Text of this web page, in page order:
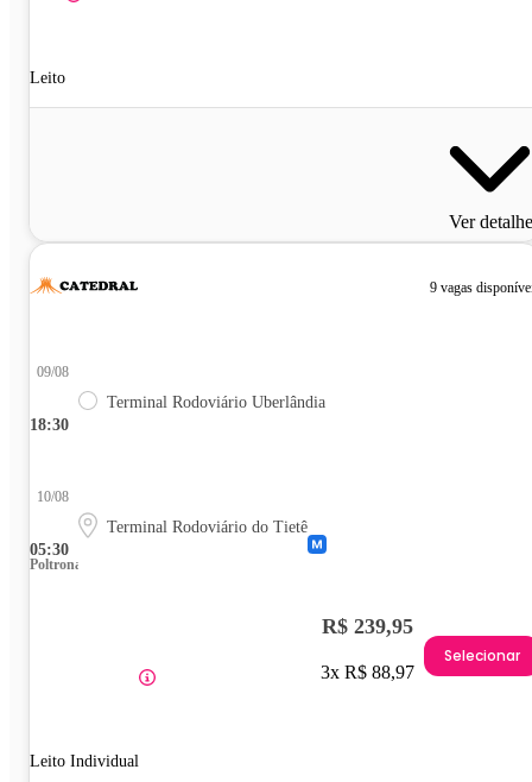
Leito
Ver
9 vagas
18:30
09/08
Terminal Rodoviário Uberlândia
05:30
10/08
Terminal Rodoviário do Tietê
Poltrona
Leito Individual
R$ 239,95
3x R$ 88,97
Selecionar